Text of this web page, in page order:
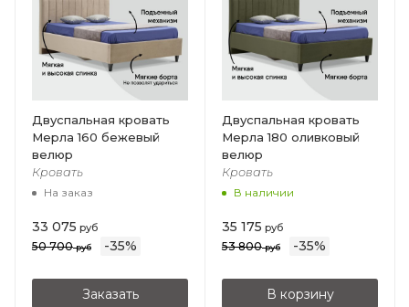
Двуспальная кровать
Мерла 160 бежевый
велюр
Кровать
На заказ
33 075 руб
50 700руб -35%
Заказать
Двуспальная кровать
Мерла 180 оливковый
велюр
Кровать
В наличии
35 175 руб
53 800руб -35%
В корзину